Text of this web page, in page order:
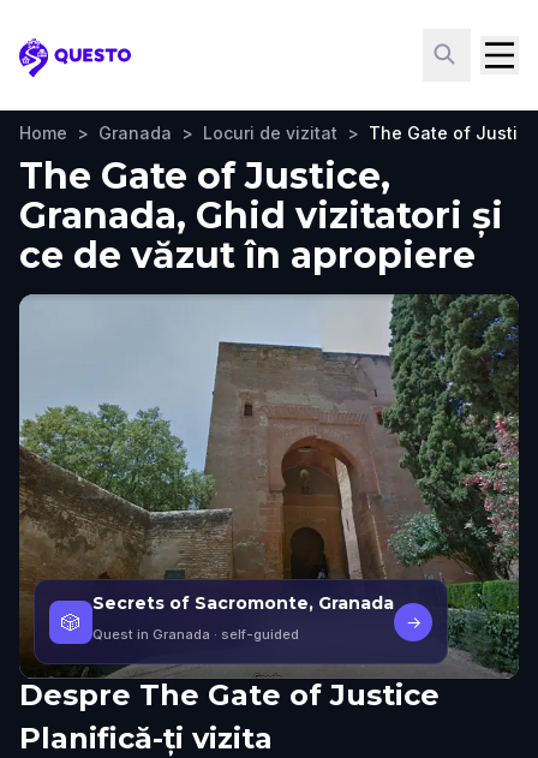
Questo
Home > Granada > Locuri de vizitat > The Gate of Justice
The Gate of Justice,
Granada, Ghid vizitatori și
ce de văzut în apropiere
🎲
Secrets of Sacromonte, Granada
Quest in Granada · self-guided
→
Despre The Gate of Justice
Planifică-ți vizita